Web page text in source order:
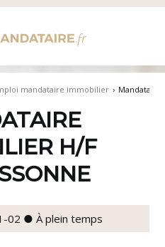
mandataire immobilier › Mandataire
H/F
02 ● À plein temps